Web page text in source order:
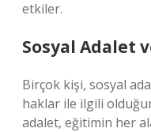
etkiler.
Sosyal Adalet
Birçok kişi, sosyal
haklar ile ilgili
adalet, eğitimin her